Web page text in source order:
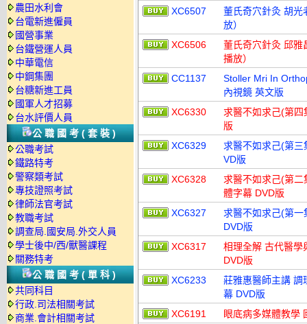
農田水利會
台電新進僱員
國營事業
台鐵營運人員
中華電信
中鋼集團
台糖新進工員
國軍人才招募
台水評價人員
公職國考(套裝)
公職考試
鐵路特考
警察類考試
專技證照考試
律師法官考試
教職考試
調查局.國安局.外交人員
學士後中/西/獸醫課程
關務特考
公職國考(單科)
共同科目
行政.司法相關考試
商業.會計相關考試
XC6507
董氏奇穴針灸 胡光
放）
XC6506
董氏奇穴針灸 邱雅
播放）
CC1137
Stoller Mri In
內視鏡 英文版
XC6330
求醫不如求己(第
版
XC6329
求醫不如求己(第
VD版
XC6328
求醫不如求己(第
體字幕 DVD版
XC6327
求醫不如求己(第
DVD版
XC6317
相理全解 古代醫學
DVD版
XC6233
莊雅惠醫師主講 調
幕 DVD版
XC6191
眼底病多媒體教學